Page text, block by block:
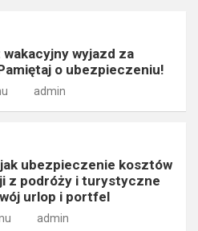
wakacyjny wyjazd za
o ubezpieczeniu!
admin
ubezpieczenie kosztów
z podróży i turystyczne
urlop i portfel
admin